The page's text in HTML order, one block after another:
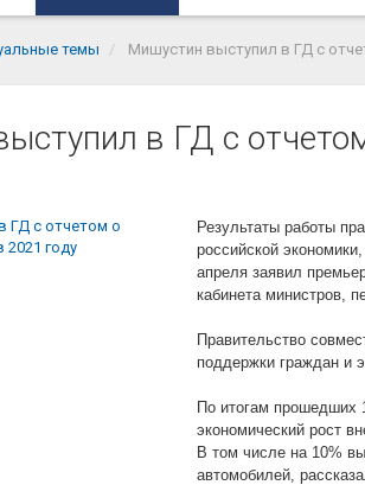
темы Мишустин выступил в ГД с
в ГД с
Результаты работы
российской
апреля заявил
кабинета министров,
Правительство
поддержки граждан и
По итогам прошедших
экономический рост
В том числе на 10%
автомобилей,